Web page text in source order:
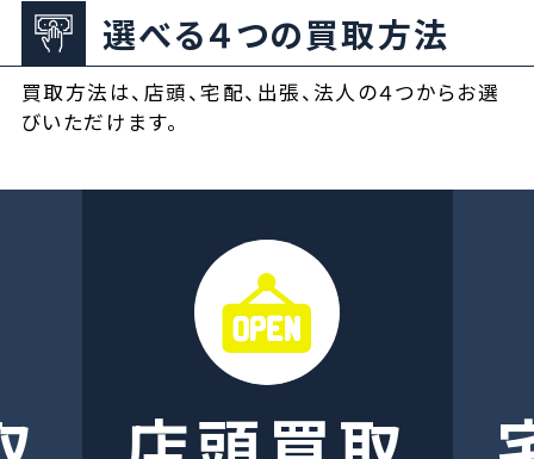
選べる４つの買取方法
買取方法は、店頭、宅配、出張、法人の４つからお選
びいただけます。